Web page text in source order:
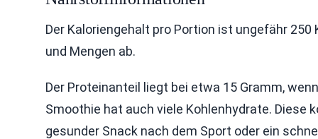
Der Kaloriengehalt pro Portion ist ungefähr
und Mengen ab.
Der Proteinanteil liegt bei etwa 15 Gramm,
Smoothie hat auch viele Kohlenhydrate. Diese
gesunder Snack nach dem Sport oder ein